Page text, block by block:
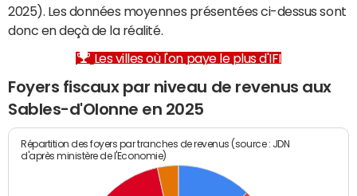
2025). Les données moyennes présentées ci-dessus sont
donc en deçà de la réalité.
Les villes où l'on paye le plus d'IFI
Foyers fiscaux par niveau de revenus aux
Sables-d'Olonne en 2025
Répartition des foyers par tranches de revenus (source : JDN
d'après ministère de l'Economie)